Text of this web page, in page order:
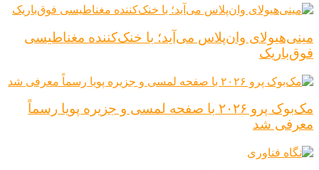
مینی‌هیولای وان‌پلاس می‌آید؛ با خنک‌کننده مغناطیسی
فوق‌باریک
مک‌بوک پرو ۲۰۲۶ با صفحه لمسی و جزیره پویا رسماً
معرفی شد